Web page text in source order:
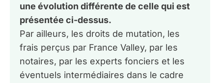
une évolution différente de celle qui est
présentée ci-dessus.
Par ailleurs, les droits de mutation, les
frais perçus par France Valley, par les
notaires, par les experts fonciers et les
éventuels intermédiaires dans le cadre